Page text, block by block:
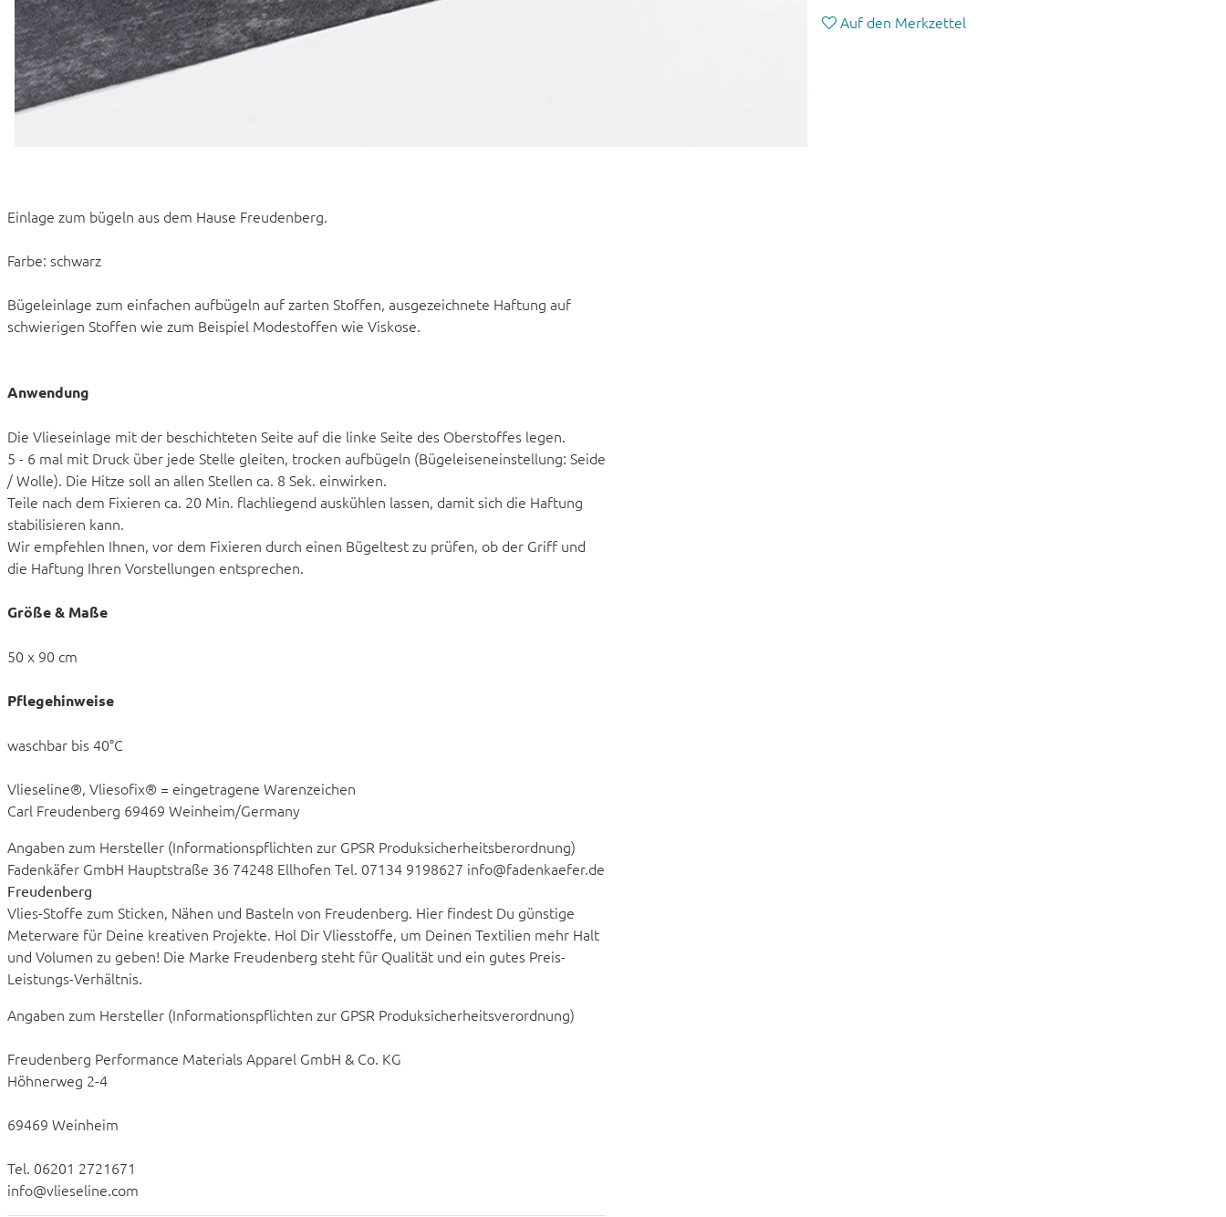
Auf den Merkzettel
Einlage zum bügeln aus dem Hause Freudenberg.
Farbe: schwarz
Bügeleinlage zum einfachen aufbügeln auf zarten Stoffen, ausgezeichnete Haftung auf
schwierigen Stoffen wie zum Beispiel Modestoffen wie Viskose.
Anwendung
Die Vlieseinlage mit der beschichteten Seite auf die linke Seite des Oberstoffes legen.
5 - 6 mal mit Druck über jede Stelle gleiten, trocken aufbügeln (Bügeleiseneinstellung: Seide
/ Wolle). Die Hitze soll an allen Stellen ca. 8 Sek. einwirken.
Teile nach dem Fixieren ca. 20 Min. flachliegend auskühlen lassen, damit sich die Haftung
stabilisieren kann.
Wir empfehlen Ihnen, vor dem Fixieren durch einen Bügeltest zu prüfen, ob der Griff und
die Haftung Ihren Vorstellungen entsprechen.
Größe & Maße
50 x 90 cm
Pflegehinweise
waschbar bis 40°C
Vlieseline®, Vliesofix® = eingetragene Warenzeichen
Carl Freudenberg 69469 Weinheim/Germany
Angaben zum Hersteller (Informationspflichten zur GPSR Produksicherheitsberordnung)
Fadenkäfer GmbH Hauptstraße 36 74248 Ellhofen Tel. 07134 9198627 info@fadenkaefer.de
Freudenberg
Vlies-Stoffe zum Sticken, Nähen und Basteln von Freudenberg. Hier findest Du günstige
Meterware für Deine kreativen Projekte. Hol Dir Vliesstoffe, um Deinen Textilien mehr Halt
und Volumen zu geben! Die Marke Freudenberg steht für Qualität und ein gutes Preis-
Leistungs-Verhältnis.
Angaben zum Hersteller (Informationspflichten zur GPSR Produksicherheitsverordnung)
Freudenberg Performance Materials Apparel GmbH & Co. KG
Höhnerweg 2-4
69469 Weinheim
Tel. 06201 2721671
info@vlieseline.com